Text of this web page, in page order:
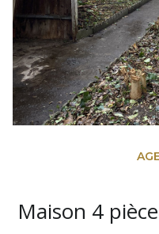
Maison 4 pièce(s) 3 chambre(s) 80